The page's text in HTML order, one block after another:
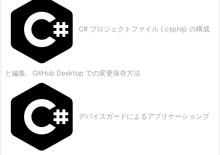
C# プロジェクトファイル (.csproj) の構成
と編集、GitHub Desktop での変更保存方法
デバイスガードによるアプリケーションブ